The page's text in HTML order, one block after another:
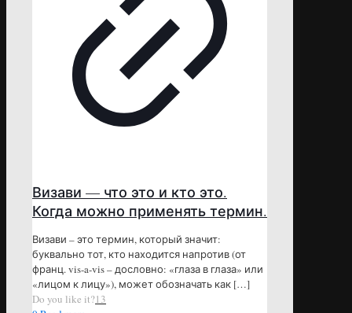
Визави — что это и кто это.
Когда можно применять термин.
Визави – это термин, который значит:
буквально тот, кто находится напротив (от
франц. vis-a-vis – дословно: «глаза в глаза» или
«лицом к лицу»), может обозначать как […]
Do you like it?13